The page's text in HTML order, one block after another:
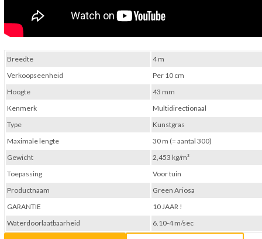
Breedte
4 m
Verkoopseenheid
Per 10 cm
Hoogte
43 mm
Kenmerk
Multidirectionaal
Type
Kunstgras
Maximale lengte
30 m (= aantal 300)
Gewicht
2,453 kg/m²
Toepassing
Voor tuin
Productnaam
Green Ariosa
GARANTIE
10 JAAR !
Waterdoorlaatbaarheid
6.10-4 m/sec